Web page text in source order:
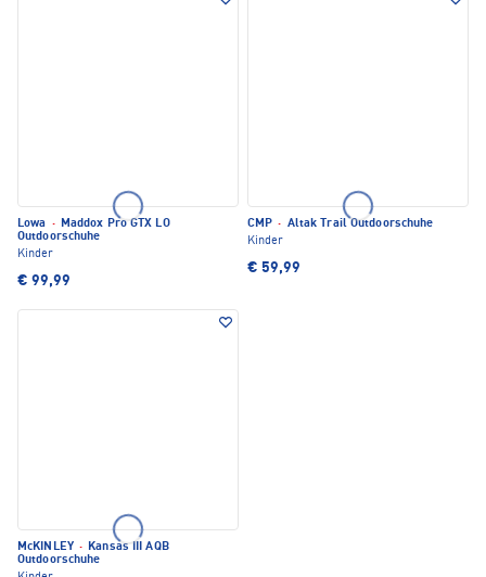
Lowa · Maddox Pro GTX LO
Outdoorschuhe
Kinder
€ 99,99
CMP · Altak Trail Outdoorschuhe
Kinder
€ 59,99
McKINLEY · Kansas III AQB
Outdoorschuhe